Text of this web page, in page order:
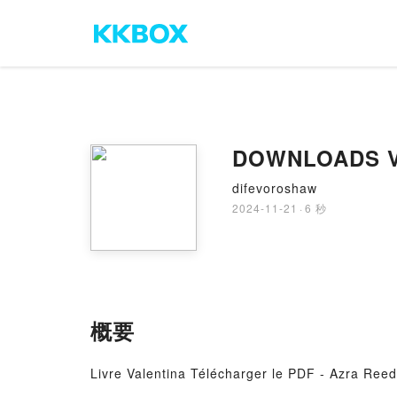
DOWNLOADS
difevoroshaw
2024-11-21 · 6 秒
概要
Livre Valentina Télécharger le PDF - Azra Reed